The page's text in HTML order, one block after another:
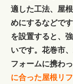
適した工法、屋
めにするなどで
を設置すると、
いです。花巻市
フォームに携わ
に合った屋根リ